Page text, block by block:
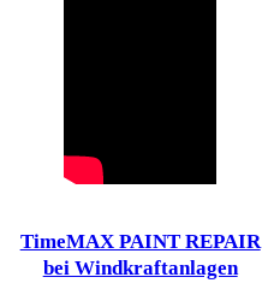
TimeMAX PAINT REPAIR
bei Windkraftanlagen